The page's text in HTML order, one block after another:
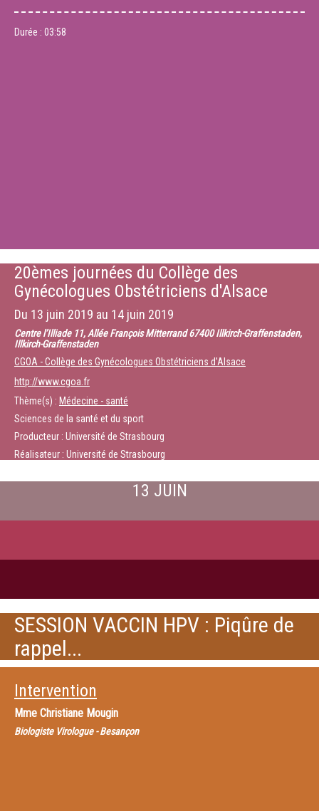
Durée : 03:58
20èmes journées du Collège des
Gynécologues Obstétriciens d'Alsace
Du 13 juin 2019 au 14 juin 2019
Centre l’Illiade 11, Allée François Mitterrand 67400 Illkirch-Graffenstaden,
Illkirch-Graffenstaden
CGOA - Collège des Gynécologues Obstétriciens d'Alsace
http://www.cgoa.fr
Thème(s) : Médecine - santé
Sciences de la santé et du sport
Producteur : Université de Strasbourg
Réalisateur : Université de Strasbourg
13 JUIN
SESSION VACCIN HPV : Piqûre de
rappel...
Intervention
Mme Christiane Mougin
Biologiste Virologue - Besançon